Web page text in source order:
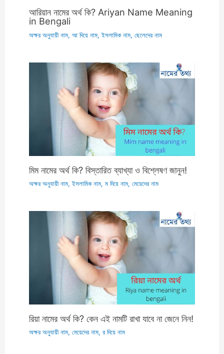
আরিয়ান নামের অর্থ কি? Ariyan Name Meaning
in Bengali
অক্ষর অনুযায়ী নাম,আ দিয়ে নাম,ইসলামিক নাম,ছেলেদের নাম
মিম নামের অর্থ কি? বিস্তারিত ব্যাখ্যা ও বিশ্লেষণ জানুন!
অক্ষর অনুযায়ী নাম,ইসলামিক নাম,ম দিয়ে নাম,মেয়েদের নাম
রিয়া নামের অর্থ কি? কেন এই নামটি রাখা যাবে না জেনে নিন!
অক্ষর অনুযায়ী নাম,মেয়েদের নাম,র দিয়ে নাম